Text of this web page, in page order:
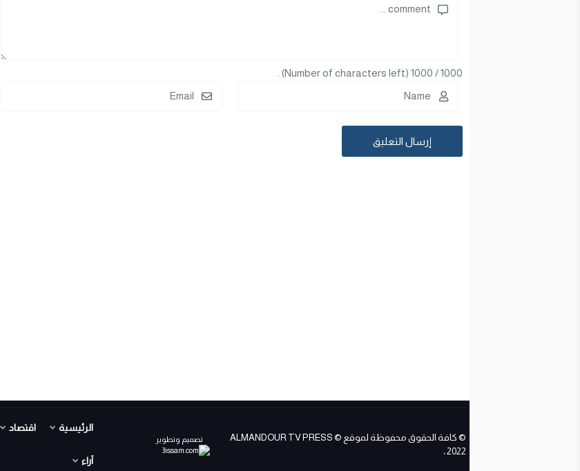
1000
/
1000
(Number of characters left) .
© كافة الحقوق محفوظة لموقع ALMANDOUR TV PRESS ©
2022 ،
تصميم وتطوير
الرئيسية اقتصاد
آراء